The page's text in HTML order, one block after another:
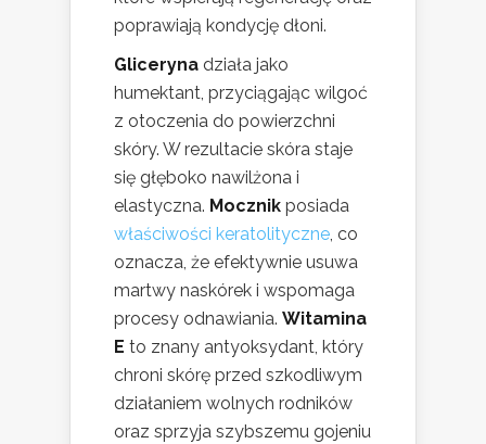
poprawiają kondycję dłoni.
Gliceryna działa jako
humektant, przyciągając wilgoć
z otoczenia do powierzchni
skóry. W rezultacie skóra staje
się głęboko nawilżona i
elastyczna. Mocznik posiada
właściwości keratolityczne, co
oznacza, że efektywnie usuwa
martwy naskórek i wspomaga
procesy odnawiania. Witamina
E to znany antyoksydant, który
chroni skórę przed szkodliwym
działaniem wolnych rodników
oraz sprzyja szybszemu gojeniu